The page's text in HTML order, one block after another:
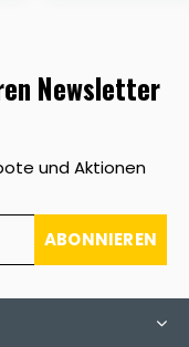
Newsletter
und Aktionen
ABONNIEREN